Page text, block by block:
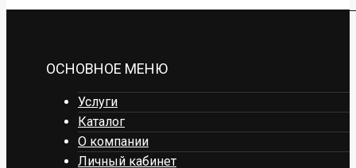
ОСНОВНОЕ МЕНЮ
Услуги
Каталог
О компании
Личный кабинет